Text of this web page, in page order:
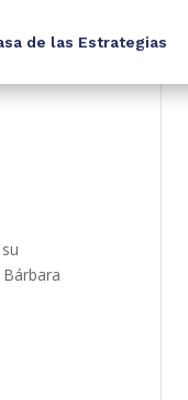
de las Estrategias